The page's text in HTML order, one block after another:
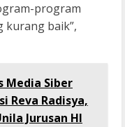
program
kurang baik”,
Media Siber
Reva Radisya,
Jurusan HI